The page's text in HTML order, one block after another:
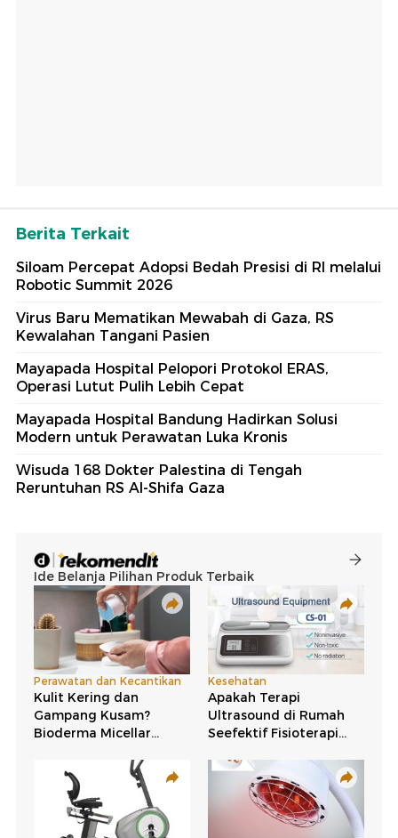
Berita Terkait
Siloam Percepat Adopsi Bedah Presisi di RI melalui
Robotic Summit 2026
Virus Baru Mematikan Mewabah di Gaza, RS
Kewalahan Tangani Pasien
Mayapada Hospital Pelopori Protokol ERAS,
Operasi Lutut Pulih Lebih Cepat
Mayapada Hospital Bandung Hadirkan Solusi
Modern untuk Perawatan Luka Kronis
Wisuda 168 Dokter Palestina di Tengah
Reruntuhan RS Al-Shifa Gaza